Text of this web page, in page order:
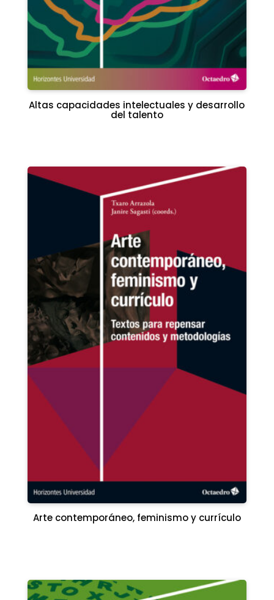
Altas capacidades intelectuales y desarrollo
del talento
Arte contemporáneo, feminismo y currículo